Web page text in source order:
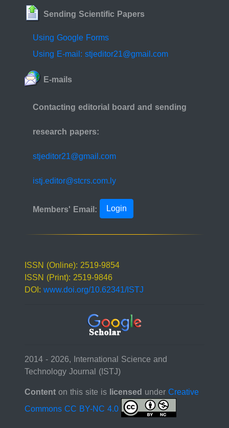
Sending Scientific Papers
Using Google Forms
Using E-mail: stjeditor21@gmail.com
E-mails
Contacting editorial board and sending
research papers:
stjeditor21@gmail.com
istj.editor@stcrs.com.ly
Members' Email:
Login
ISSN (Online): 2519-9854
ISSN (Print): 2519-9846
DOI:www.doi.org/10.62341/ISTJ
2014 - 2026, International Science and
Technology Journal (ISTJ)
Contenton this site islicensed underCreative
Commons CC BY-NC 4.0